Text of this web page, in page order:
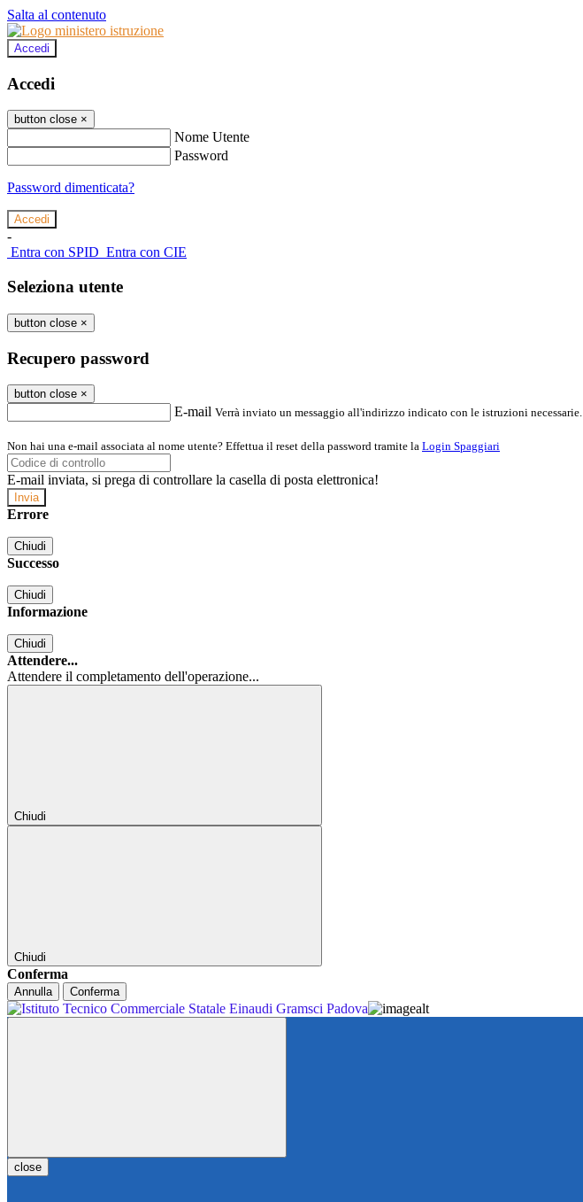
Salta al contenuto
Accedi
Accedi
button close ×
Nome Utente
Password
Password dimenticata?
-
Entra con SPID Entra con CIE
Seleziona utente
button close ×
Recupero password
button close ×
E-mail Verrà inviato un messaggio all'indirizzo indicato con le istruzioni necessarie.
Non hai una e-mail associata al nome utente? Effettua il reset della password tramite la Login Spaggiari
E-mail inviata, si prega di controllare la casella di posta elettronica!
Errore
Chiudi
Successo
Chiudi
Informazione
Chiudi
Attendere...
Attendere il completamento dell'operazione...
Chiudi
Chiudi
Conferma
Annulla Conferma
close